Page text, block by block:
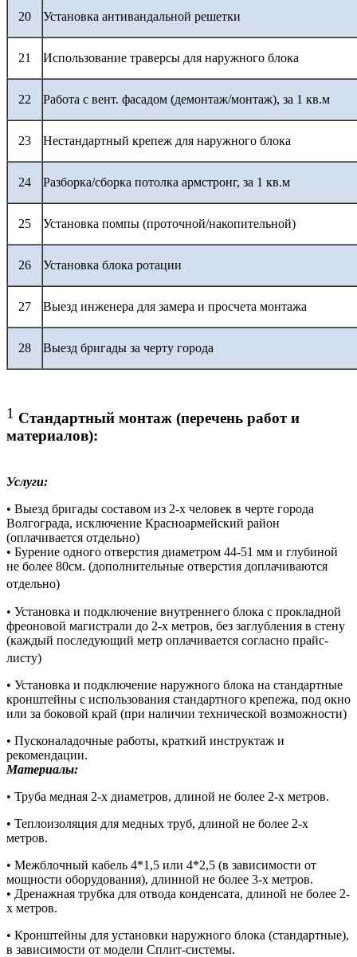
20 Установка антивандальной решетки
21 Использование траверсы для наружного блока
22 Работа с вент. фасадом (демонтаж/монтаж), за 1 кв.м
23 Нестандартный крепеж для наружного блока
24 Разборка/сборка потолка армстронг, за 1 кв.м
25 Установка помпы (проточной/накопительной)
26 Установка блока ротации
27 Выезд инженера для замера и просчета монтажа
28 Выезд бригады за черту города
1 Стандартный монтаж (перечень работ и
материалов):
Услуги:
• Выезд бригады составом из 2-х человек в черте города
Волгограда, исключение Красноармейский район
(оплачивается отдельно)
• Бурение одного отверстия диаметром 44-51 мм и глубиной
не более 80см. (дополнительные отверстия доплачиваются
отдельно)
• Установка и подключение внутреннего блока с прокладной
фреоновой магистрали до 2-х метров, без заглубления в стену
(каждый последующий метр оплачивается согласно прайс-
листу)
• Установка и подключение наружного блока на стандартные
кронштейны с использования стандартного крепежа, под окно
или за боковой край (при наличии технической возможности)
• Пусконаладочные работы, краткий инструктаж и
рекомендации.
Материалы:
• Труба медная 2-х диаметров, длиной не более 2-х метров.
• Теплоизоляция для медных труб, длиной не более 2-х
метров.
• Межблочный кабель 4*1,5 или 4*2,5 (в зависимости от
мощности оборудования), длинной не более 3-х метров.
• Дренажная трубка для отвода конденсата, длиной не более 2-
х метров.
• Кронштейны для установки наружного блока (стандартные),
в зависимости от модели Сплит-системы.